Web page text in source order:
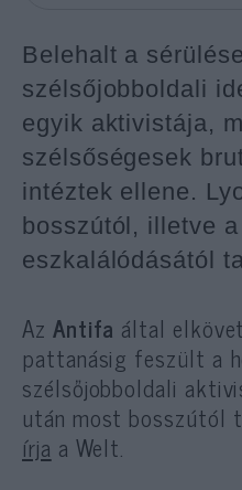
Belehalt a
szélsőjobboldali
egyik aktivistája,
szélsőségesek
intéztek ellene.
bosszútól, illetve
eszkalálódásától
Az Antifa által
pattanásig feszült a
szélsőjobboldali
után most bosszútól
írja a Welt.